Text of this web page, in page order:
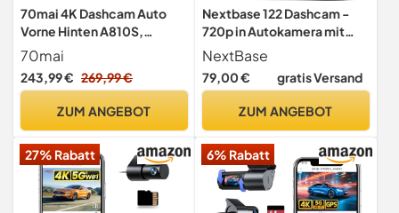
70mai 4K Dashcam Auto
Vorne Hinten A810S,
4K+1080P Dual STARVIS 2
IMX678, HDR Auto-
Dashcam mit Night Owl
Steuerung, 4G LTE, ADAS,
128GB Micro SD-Karte
70mai
243,99 € 269,99 €
ZUM ANGEBOT
Nextbase 122 Dashcam -
720p in Autokamera mit
Parkmodus, Nachtsicht,
automatischer Loop-
Aufnahme und Schock-
NextBase
79,00 € gratis Versand
ZUM ANGEBOT
27% Rabatt 6% Rabatt